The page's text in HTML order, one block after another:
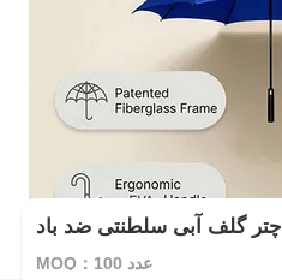
چتر گلف آبی سلطنتی ضد باد
MOQ：100 عدد